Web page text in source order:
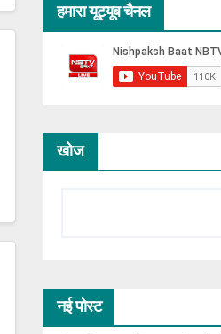
हमारा यूट्यूब चैनल
खोज
नई पोस्ट